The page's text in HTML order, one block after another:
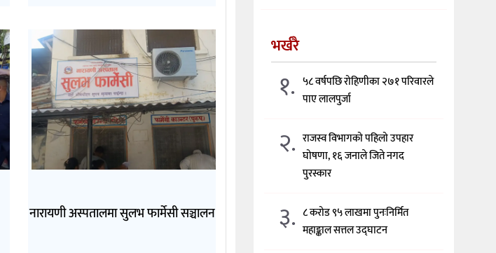
नारायणी अस्पतालमा सुलभ फार्मेसी सञ्चालन
भर्खरै
१. ५८ वर्षपछि रोहिणीका २७१ परिवारले
पाए लालपुर्जा
२. राजस्व विभागको पहिलो उपहार
घोषणा, १६ जनाले जिते नगद
पुरस्कार
३. ८ करोड ९५ लाखमा पुनःनिर्मित
महाङ्काल सत्तल उद्घाटन